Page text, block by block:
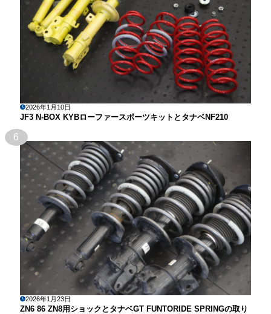
2026年1月10日
JF3 N-BOX KYBローファースポーツキットとタナベNF210
6
2026年1月23日
ZN6 86 ZN8用ショックとタナベGT FUNTORIDE SPRINGの取り